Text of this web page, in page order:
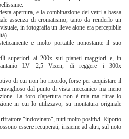
apertura, e la combinazione dei vetri a bassa
assenza di cromatismo, tanto da renderlo un
in fotografia un lieve alone era percepibile
e molto portatile nonostante il suo
superiori ai 200x sui pianeti maggiori e, in
lantanio LV 2,5 Vixen, di reggere i 300x
di cui non ho ricordo, forse per acquistare il
dal punto di vista meccanico ma meno
La foto d'apertura non è mia ma ritrae lo
in cui lo utilizzavo, su montatura originale
"indovinato", tutti molto positivi. Riporto
essere recuperati, insieme ad altri, sul noto